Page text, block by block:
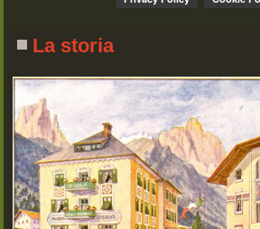
La storia